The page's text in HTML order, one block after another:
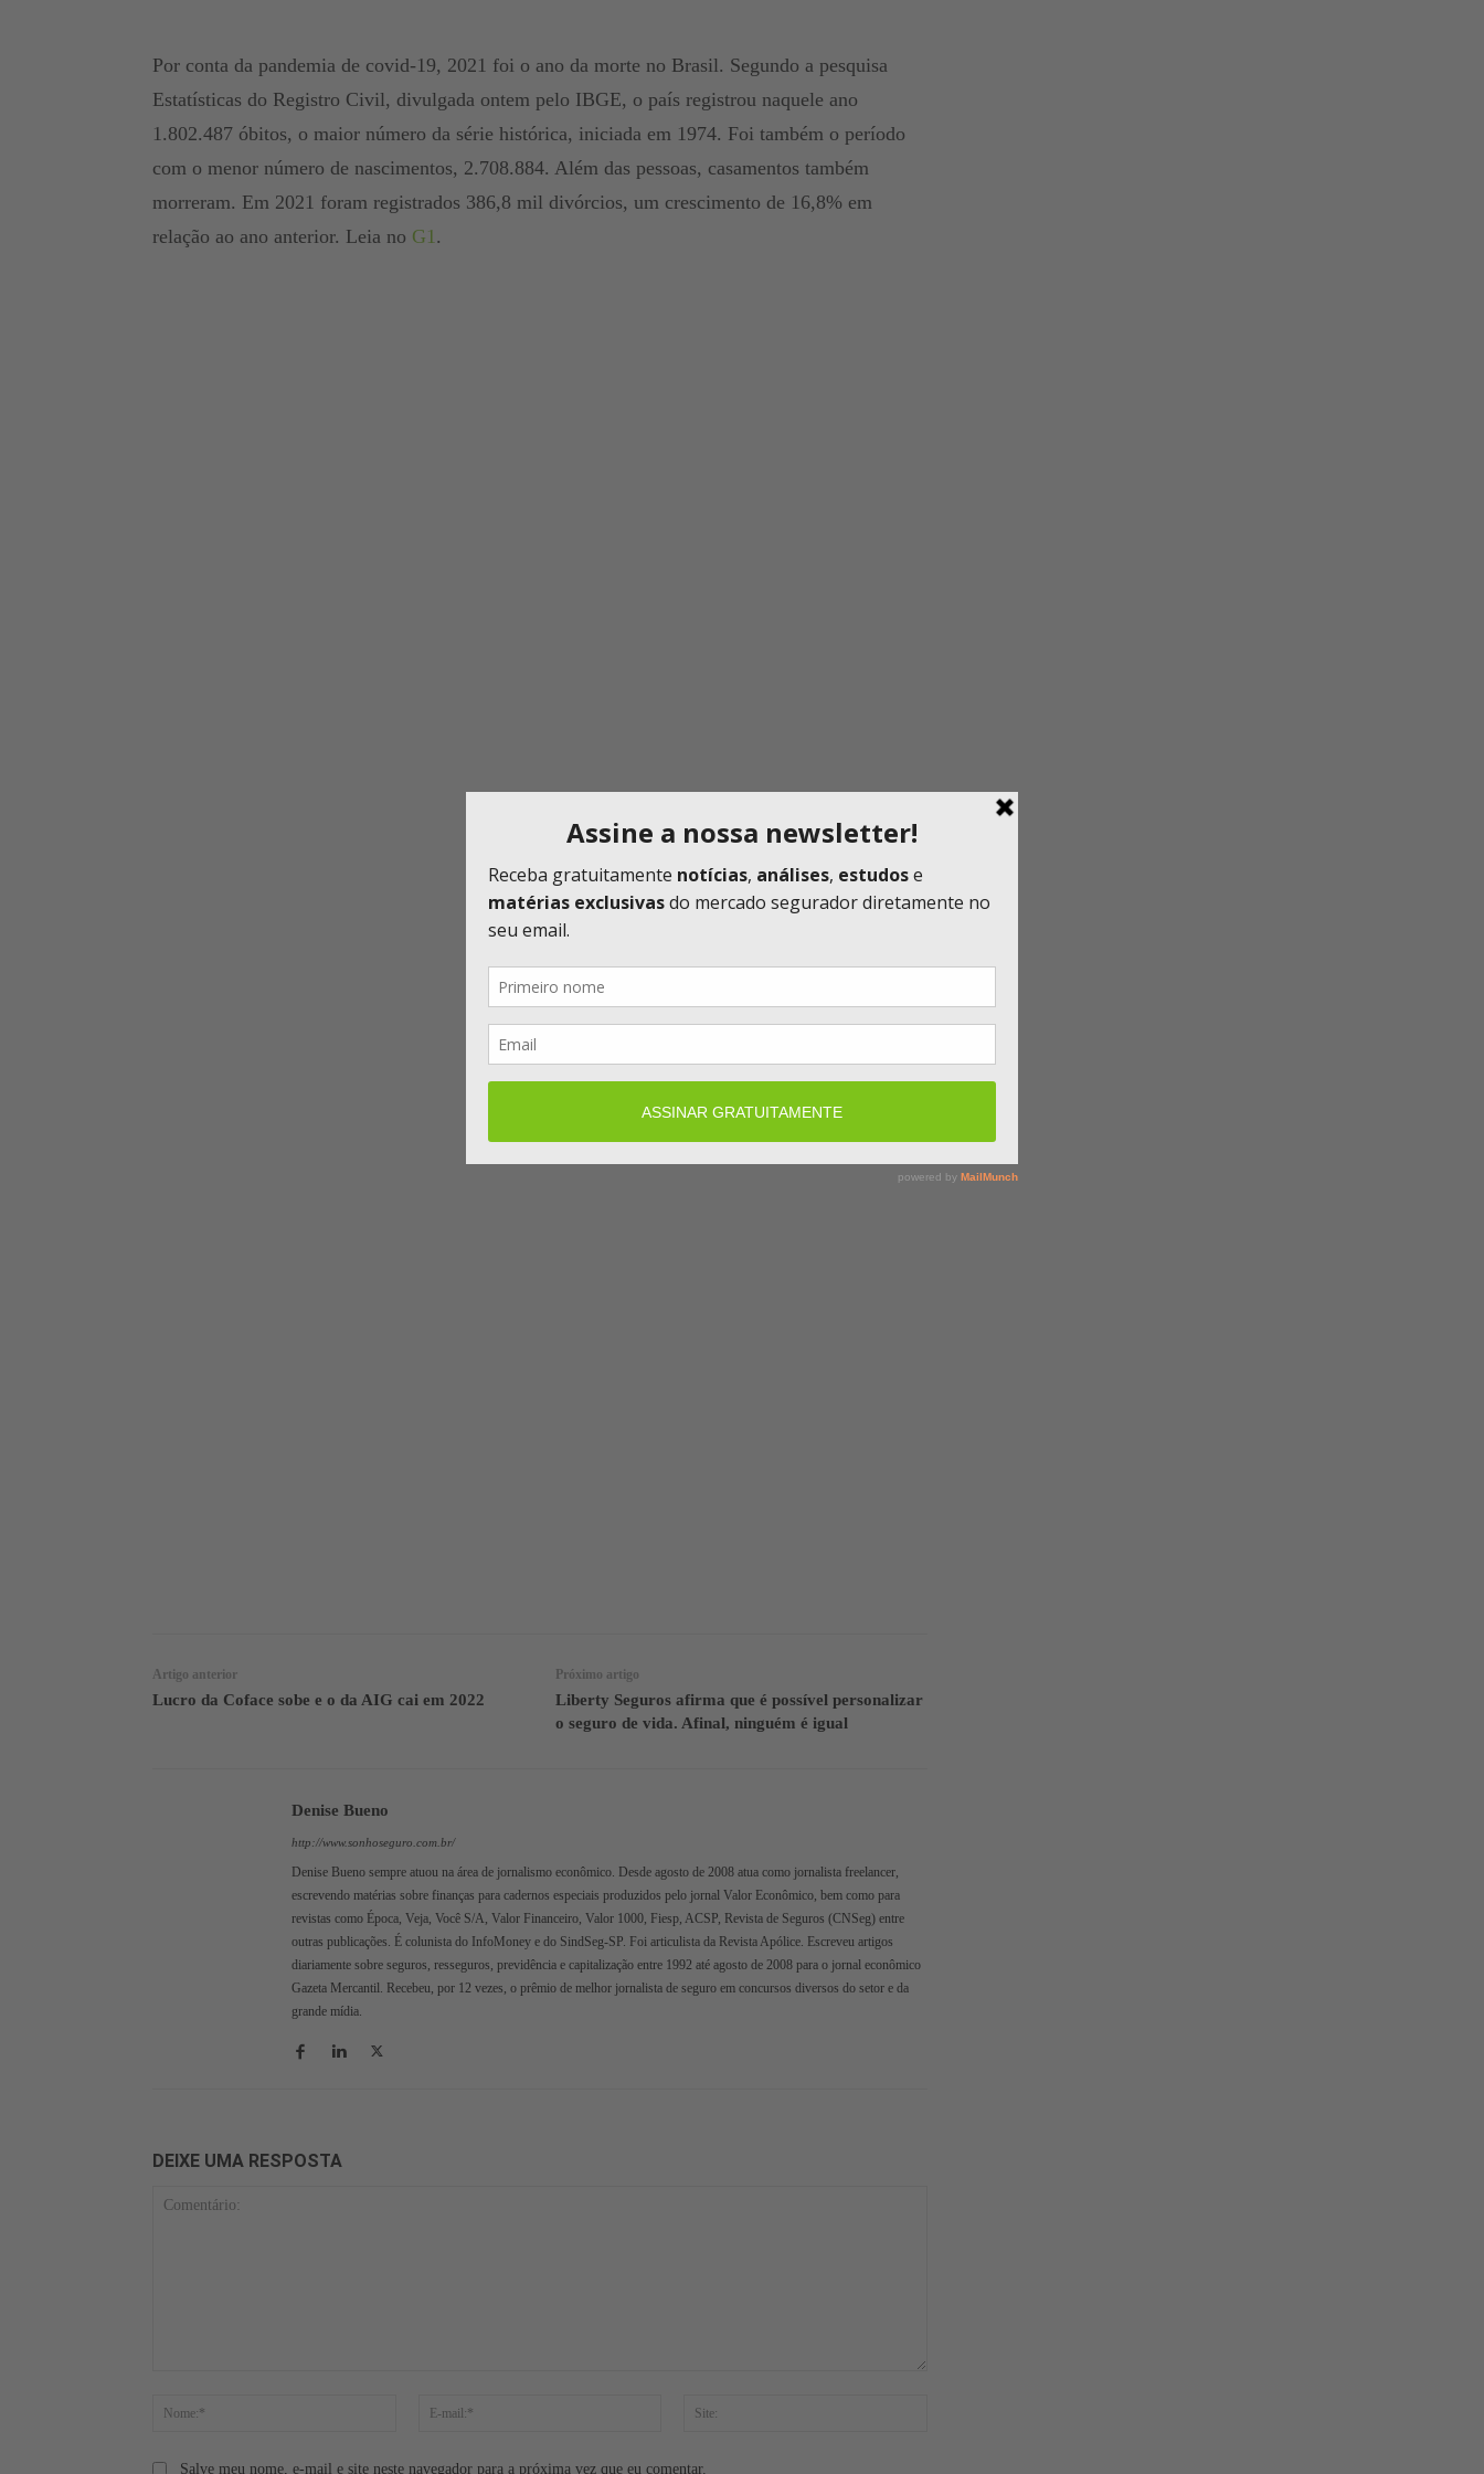
Por conta da pandemia de covid-19, 2021 foi o ano da morte no Brasil. Segundo a pesquisa
Estatísticas do Registro Civil, divulgada ontem pelo IBGE, o país registrou naquele ano
1.802.487 óbitos, o maior número da série histórica, iniciada em 1974. Foi também o período
com o menor número de nascimentos, 2.708.884. Além das pessoas, casamentos também
morreram. Em 2021 foram registrados 386,8 mil divórcios, um crescimento de 16,8% em
relação ao ano anterior. Leia no G1.
Artigo anterior
Lucro da Coface sobe e o da AIG cai em 2022
Próximo artigo
Liberty Seguros afirma que é possível personalizar
o seguro de vida. Afinal, ninguém é igual
Denise Bueno
http://www.sonhoseguro.com.br/
Denise Bueno sempre atuou na área de jornalismo econômico. Desde agosto de 2008 atua como jornalista freelancer,
escrevendo matérias sobre finanças para cadernos especiais produzidos pelo jornal Valor Econômico, bem como para
revistas como Época, Veja, Você S/A, Valor Financeiro, Valor 1000, Fiesp, ACSP, Revista de Seguros (CNSeg) entre
outras publicações. É colunista do InfoMoney e do SindSeg-SP. Foi articulista da Revista Apólice. Escreveu artigos
diariamente sobre seguros, resseguros, previdência e capitalização entre 1992 até agosto de 2008 para o jornal econômico
Gazeta Mercantil. Recebeu, por 12 vezes, o prêmio de melhor jornalista de seguro em concursos diversos do setor e da
grande mídia.
DEIXE UMA RESPOSTA
Nome:*
Salve meu nome, e-mail e site neste navegador para a próxima vez que eu comentar.